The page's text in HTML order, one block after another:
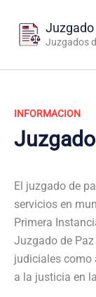
contenidoJuzgados
INFORMACION
El juzgado de
servicios en
Primera
Juzgado de
judiciales como
a la justicia en